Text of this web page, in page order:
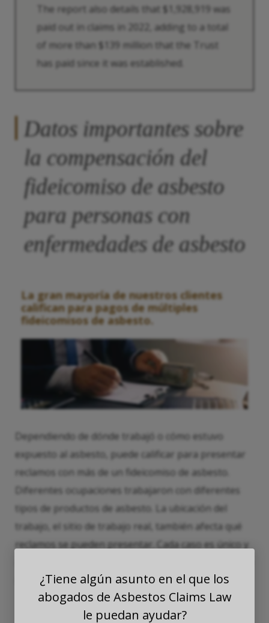
The report also details that $1,928,919 was
paid out in claims in 2022, adding to a total
of more than $139 million that the Trust
has paid since it was established.
Datos importantes sobre
la compensación del
fideicomiso de asbesto
para personas con
enfermedades de asbesto
La gran mayoría de nuestros clientes
califican para pagos de múltiples
fideicomisos de asbesto.
Dependiendo de dónde trabajó o cómo estuvo
expuesto al asbesto, puede calificar para presentar
reclamos con más de un fideicomiso de asbesto.
Diferentes ocupaciones trabajaron con diferentes
tipos de productos de asbesto. La ubicación del
trabajo, el sitio de trabajo real, también afecta qué
reclamos se pueden presentar. Cada caso es único y
múltiples fideicomisos de asbesto.
¿Tiene algún asunto en el que los
abogados de Asbestos Claims Law
le puedan ayudar?